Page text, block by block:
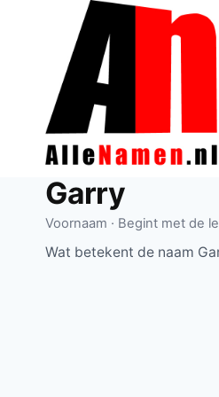
Garry
Voornaam · Begint met de
Wat betekent de naam